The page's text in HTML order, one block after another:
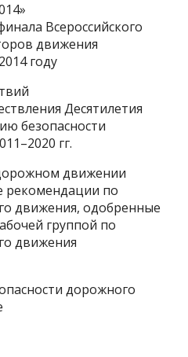
Всероссийского
движения
году
Десятилетия
безопасности
гг.
движении
рекомендации по
движения, одобренные
группой по
движения
дорожного